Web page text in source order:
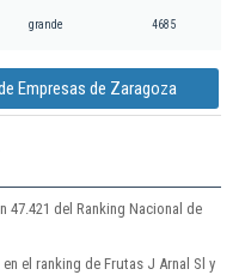
grande 4685
Empresas de Zaragoza
47.421 del Ranking Nacional de
el ranking de Frutas J Arnal Sl y